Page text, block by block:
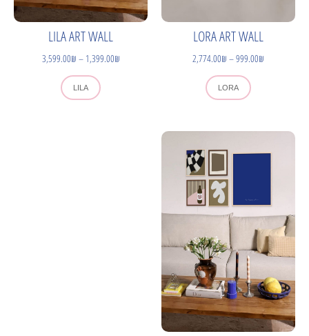
LORA ART WALL
999.00₪
–
2,774.00₪
LORA
LILA ART WALL
1,399.00₪
–
3,599.00₪
LILA